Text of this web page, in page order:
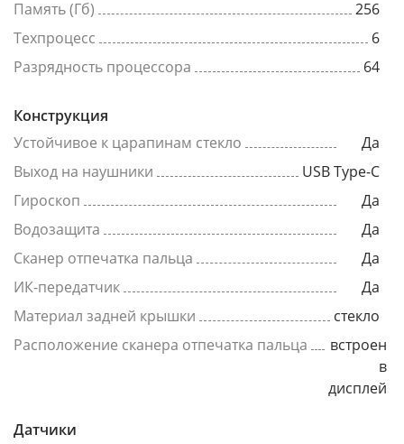
Память (Гб)
256
Техпроцесс
6
Разрядность процессора
64
Конструкция
Устойчивое к царапинам стекло
Да
Выход на наушники
USB Type-C
Гироскоп
Да
Водозащита
Да
Сканер отпечатка пальца
Да
ИК-передатчик
Да
Материал задней крышки
стекло
Расположение сканера отпечатка пальца
встроен
в
дисплей
Датчики